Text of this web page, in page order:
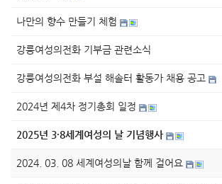
나만의 향수 만들기 체험
강릉여성의전화 기부금 관련소식
강릉여성의전화 부설 해솔터 활동가 채용 공고
2024년 제4차 정기총회 일정
2025년 3·8세계여성의 날 기념행사
2024. 03. 08 세계여성의날 함께 걸어요